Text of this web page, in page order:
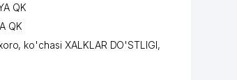
QK
QK
, ko'chasi XALKLAR DO'STLIGI,